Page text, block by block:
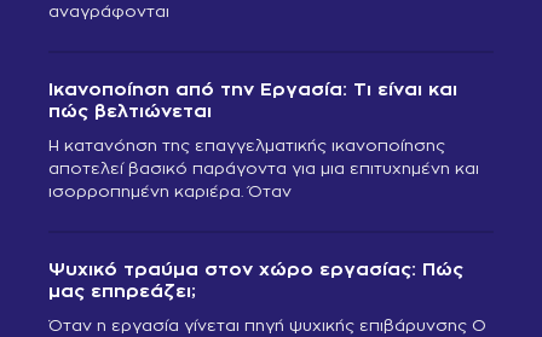
αναγράφονται
Ικανοποίηση από την Εργασία: Τι είναι και
πώς βελτιώνεται
Η κατανόηση της επαγγελματικής ικανοποίησης
αποτελεί βασικό παράγοντα για μια επιτυχημένη και
ισορροπημένη καριέρα. Όταν
Ψυχικό τραύμα στον χώρο εργασίας: Πώς
μας επηρεάζει;
Όταν η εργασία γίνεται πηγή ψυχικής επιβάρυνσης Ο